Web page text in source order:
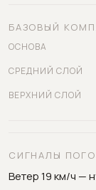
БАЗОВЫЙ
ОСНОВА
СРЕДНИЙ СЛОЙ
ВЕРХНИЙ СЛОЙ
СИГНАЛЫ
Ветер 19 км/ч —